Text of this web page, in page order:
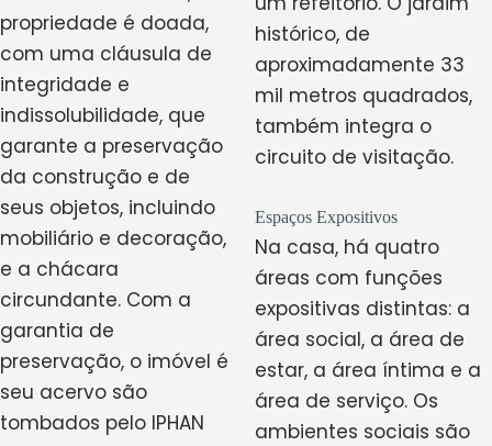
propriedade é doada,
com uma cláusula de
integridade e
indissolubilidade, que
garante a preservação
da construção e de
seus objetos, incluindo
mobiliário e decoração,
e a chácara
circundante. Com a
garantia de
preservação, o imóvel é
seu acervo são
tombados pelo IPHAN
histórico, de
aproximadamente 33
mil metros quadrados,
também integra o
circuito de visitação.
Espaços Expositivos
Na casa, há quatro
áreas com funções
expositivas distintas: a
área social, a área de
estar, a área íntima e a
área de serviço. Os
ambientes sociais são